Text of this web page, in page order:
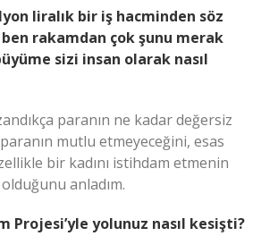
liralık bir iş hacminden söz
rakamdan çok şunu merak
sizi insan olarak nasıl
paranın ne kadar değersiz
mutlu etmeyeceğini, esas
bir kadını istihdam etmenin
anladım.
Projesi’yle yolunuz nasıl kesişti?